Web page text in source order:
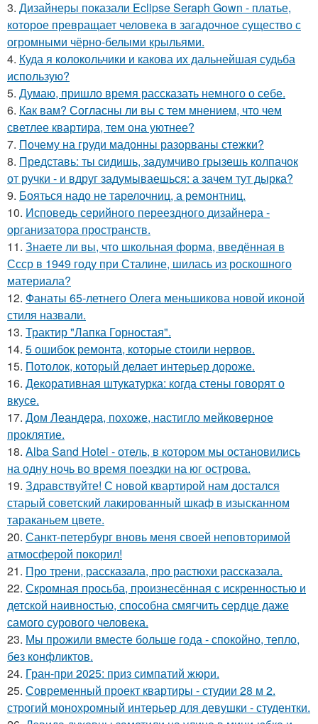
3. Дизайнеры показали Eclipse Seraph Gown - платье,
которое превращает человека в загадочное существо с
огромными чёрно-белыми крыльями.
4. Куда я колокольчики и какова их дальнейшая судьба
использую?
5. Думаю, пришло время рассказать немного о себе.
6. Как вам? Согласны ли вы с тем мнением, что чем
светлее квартира, тем она уютнее?
7. Почему на груди мадонны разорваны стежки?
8. Представь: ты сидишь, задумчиво грызешь колпачок
от ручки - и вдруг задумываешься: а зачем тут дырка?
9. Бояться надо не тарелочниц, а ремонтниц.
10. Исповедь серийного переездного дизайнера -
организатора пространств.
11. Знаете ли вы, что школьная форма, введённая в
Ссср в 1949 году при Сталине, шилась из роскошного
материала?
12. Фанаты 65-летнего Олега меньшикова новой иконой
стиля назвали.
13. Трактир "Лапка Горностая".
14. 5 ошибок ремонта, которые стоили нервов.
15. Потолок, который делает интерьер дороже.
16. Декоративная штукатурка: когда стены говорят о
вкусе.
17. Дом Леандера, похоже, настигло мейковерное
проклятие.
18. Alba Sand Hotel - отель, в котором мы остановились
на одну ночь во время поездки на юг острова.
19. Здравствуйте! С новой квартирой нам достался
старый советский лакированный шкаф в изысканном
тараканьем цвете.
20. Санкт-петербург вновь меня своей неповторимой
атмосферой покорил!
21. Про трени, рассказала, про растюхи рассказала.
22. Скромная просьба, произнесённая с искренностью и
детской наивностью, способна смягчить сердце даже
самого сурового человека.
23. Мы прожили вместе больше года - спокойно, тепло,
без конфликтов.
24. Гран-при 2025: приз симпатий жюри.
25. Современный проект квартиры - студии 28 м 2.
строгий монохромный интерьер для девушки - студентки.